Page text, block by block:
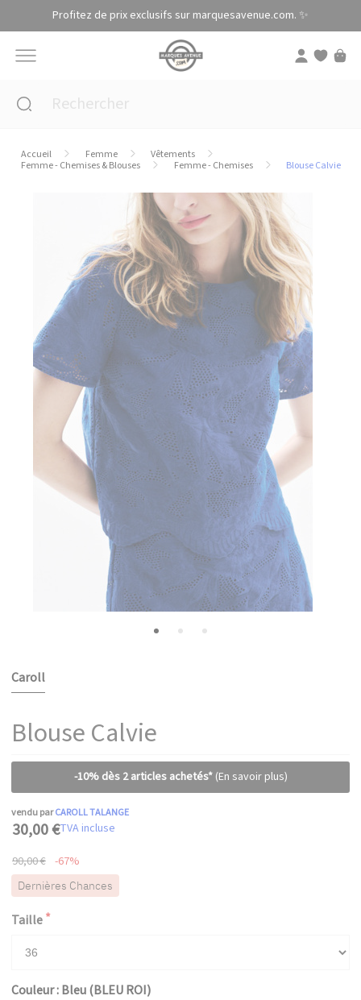
Profitez de prix exclusifs sur marquesavenue.com. ✨
Accueil Femme
Vêtements
Femme - Chemises & Blouses
Femme - Chemises Blouse Calvie
Caroll
Blouse Calvie
-10% dès 2 articles achetés* (En savoir plus)
vendu parCAROLL TALANGE
30,00 €TVA incluse
90,00 € -67%
Dernières Chances
Taille
Couleur : Bleu (BLEU ROI)
Panneau de gestion des cookies